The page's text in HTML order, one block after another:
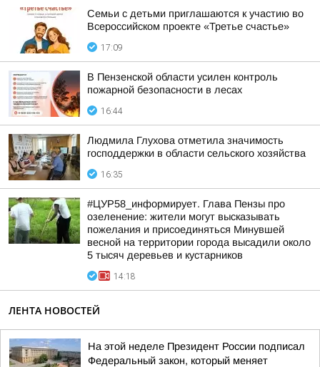
Семьи с детьми приглашаются к участию во
Всероссийском проекте «Третье счастье»
17:09
В Пензенской области усилен контроль
пожарной безопасности в лесах
16:44
Людмила Глухова отметила значимость
господдержки в области сельского хозяйства
16:35
#ЦУР58_информирует. Глава Пензы про
озеленение: жители могут высказывать
пожелания и присоединяться Минувшей
весной на территории города высадили около
5 тысяч деревьев и кустарников
14:18
ЛЕНТА НОВОСТЕЙ
На этой неделе Президент России подписал
Федеральный закон, который меняет